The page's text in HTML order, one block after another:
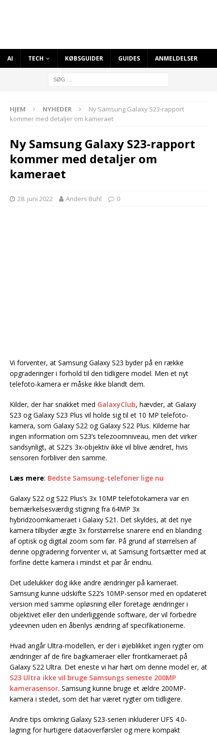
AI TECH KØBSGUIDER GUIDES ANMELDELSER
HJEM NYHEDER
Ny Samsung Galaxy S23-rapport
kommer med detaljer om kameraet
Ny Samsung Galaxy S23-rapport
kommer med detaljer om
kameraet
28. juni 2022 Anders Buhl 0
Vi forventer, at Samsung Galaxy S23 byder på en række
opgraderinger i forhold til den tidligere model. Men et nyt
telefoto-kamera er måske ikke blandt dem.
Kilder, der har snakket med GalaxyClub, hævder, at Galaxy
S23 og Galaxy S23 Plus vil holde sig til et 10 MP telefoto-
kamera, som Galaxy S22 og Galaxy S22 Plus. Kilderne har
ingen information om S23’s telezoomniveau, men det virker
sandsynligt, at S22’s 3x-objektiv ikke vil blive ændret, hvis
sensoren forbliver den samme.
Læs mere: Bedste Samsung-telefoner lige nu
Galaxy S22 og S22 Plus’s 3x 10MP telefotokamera var en
bemærkelsesværdig stigning fra 64MP 3x
hybridzoomkameraet i Galaxy S21. Det skyldes, at det nye
kamera tilbyder ægte 3x forstørrelse snarere end en blanding
af optisk og digital zoom som før. På grund af størrelsen af
denne opgradering forventer vi, at Samsung fortsætter med at
forfine dette kamera i mindst et par år endnu.
Det udelukker dog ikke andre ændringer på kameraet.
Samsung kunne udskifte S22’s 10MP-sensor med en opdateret
version med samme opløsning eller foretage ændringer i
objektivet eller den underliggende software, der vil forbedre
ydeevnen uden en åbenlys ændring af specifikationerne.
Hvad angår Ultra-modellen, er der i øjeblikket ingen rygter om
ændringer af de fire bagkameraer eller frontkameraet på
Galaxy S22 Ultra. Det eneste vi har hørt om denne model er, at
S23 Ultra ikke vil bruge Samsungs seneste 200MP
kamerasensor. Samsung kunne bruge et ældre 200MP-
kamera i stedet, som det har været rygter om tidligere.
Andre tips omkring Galaxy S23-serien inkluderer UFS 4.0-
lagring for hurtigere dataoverførsler og mere kompakt